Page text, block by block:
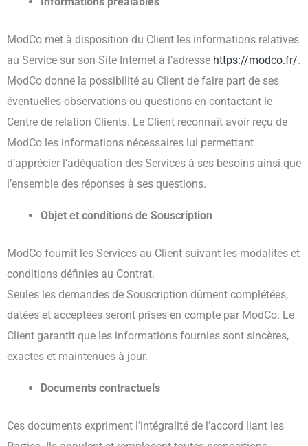
ModCo met à disposition du Client les informations relatives
au Service sur son Site Internet à l’adresse https://modco.fr/.
ModCo donne la possibilité au Client de faire part de ses
éventuelles observations ou questions en contactant le
Centre de relation Clients. Le Client reconnaît avoir reçu de
ModCo les informations nécessaires lui permettant
d’apprécier l’adéquation des Services à ses besoins ainsi que
l’ensemble des réponses à ses questions.
Objet et conditions de Souscription
ModCo fournit les Services au Client suivant les modalités et
conditions définies au Contrat.
Seules les demandes de Souscription dûment complétées,
datées et acceptées seront prises en compte par ModCo. Le
Client garantit que les informations fournies sont sincères,
exactes et maintenues à jour.
Documents contractuels
Ces documents expriment l’intégralité de l’accord liant les